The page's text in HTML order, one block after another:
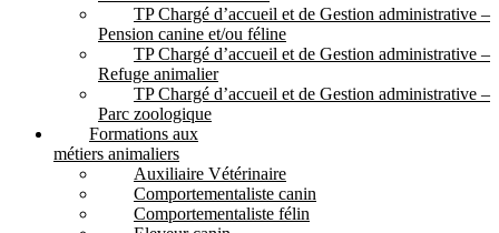
TP Chargé d’accueil et de Gestion administrative –
Pension canine et/ou féline
TP Chargé d’accueil et de Gestion administrative –
Refuge animalier
TP Chargé d’accueil et de Gestion administrative –
Parc zoologique
Formations aux
métiers animaliers
Auxiliaire Vétérinaire
Comportementaliste canin
Comportementaliste félin